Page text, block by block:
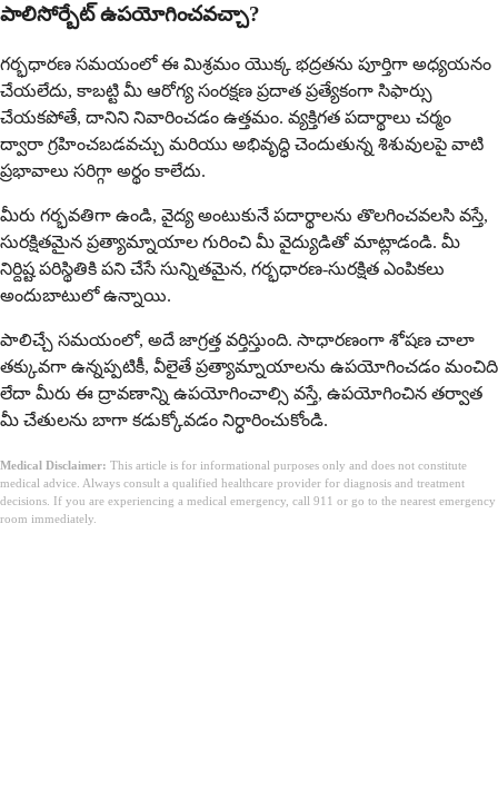
పాలిసోర్బేట్ ఉపయోగించవచ్చా?
గర్భధారణ సమయంలో ఈ మిశ్రమం యొక్క భద్రతను పూర్తిగా అధ్యయనం
చేయలేదు, కాబట్టి మీ ఆరోగ్య సంరక్షణ ప్రదాత ప్రత్యేకంగా సిఫార్సు
చేయకపోతే, దానిని నివారించడం ఉత్తమం. వ్యక్తిగత పదార్థాలు చర్మం
ద్వారా గ్రహించబడవచ్చు మరియు అభివృద్ధి చెందుతున్న శిశువులపై వాటి
ప్రభావాలు సరిగ్గా అర్థం కాలేదు.
మీరు గర్భవతిగా ఉండి, వైద్య అంటుకునే పదార్థాలను తొలగించవలసి వస్తే,
సురక్షితమైన ప్రత్యామ్నాయాల గురించి మీ వైద్యుడితో మాట్లాడండి. మీ
నిర్దిష్ట పరిస్థితికి పని చేసే సున్నితమైన, గర్భధారణ-సురక్షిత ఎంపికలు
అందుబాటులో ఉన్నాయి.
పాలిచ్చే సమయంలో, అదే జాగ్రత్త వర్తిస్తుంది. సాధారణంగా శోషణ చాలా
తక్కువగా ఉన్నప్పటికీ, వీలైతే ప్రత్యామ్నాయాలను ఉపయోగించడం మంచిది
లేదా మీరు ఈ ద్రావణాన్ని ఉపయోగించాల్సి వస్తే, ఉపయోగించిన తర్వాత
మీ చేతులను బాగా కడుక్కోవడం నిర్ధారించుకోండి.
Medical Disclaimer: This article is for informational purposes only and does not constitute
medical advice. Always consult a qualified healthcare provider for diagnosis and treatment
decisions. If you are experiencing a medical emergency, call 911 or go to the nearest emergency
room immediately.